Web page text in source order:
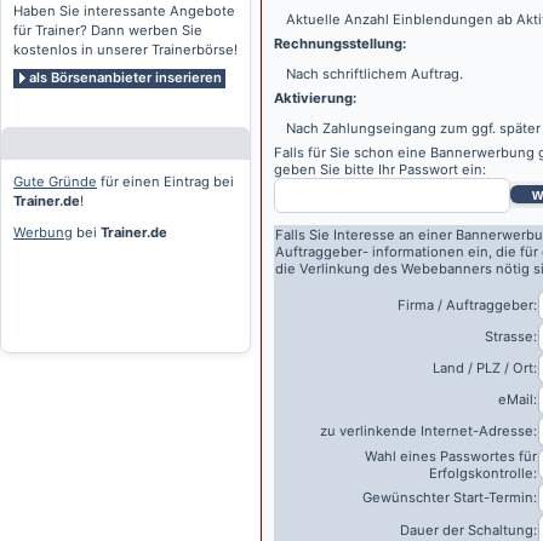
Haben Sie interessante Angebote
für Trainer? Dann werben Sie
kostenlos in unserer Trainerbörse!
als Börsenanbieter inserieren
Gute Gründe für einen Eintrag bei
Trainer.de!
Werbung bei Trainer.de
Aktuelle Anzahl Einblendungen ab
Rechnungsstellung:
Nach schriftlichem Auftrag.
Aktivierung:
Nach Zahlungseingang zum ggf.
Falls für Sie schon eine Bannerwerbung
geben Sie bitte Ihr Passwort ein:
Falls Sie Interesse an einer
Auftraggeber- informationen ein, die
die Verlinkung des Webebanners nötig
Firma / Auftraggeber:
Strasse:
Land / PLZ / Ort:
eMail:
zu verlinkende Internet-Adresse:
Wahl eines Passwortes für
Erfolgskontrolle:
Gewünschter Start-Termin:
Dauer der Schaltung: